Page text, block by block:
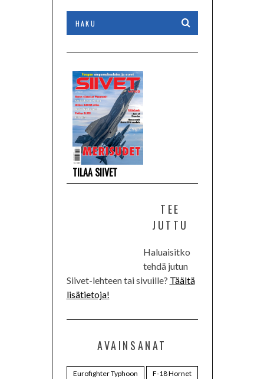
TILAA SIIVET
TEE
JUTTU
Haluaisitko
tehdä jutun
Siivet-lehteen tai sivuille? Täältä
lisätietoja!
AVAINSANAT
Eurofighter Typhoon
F-18 Hornet